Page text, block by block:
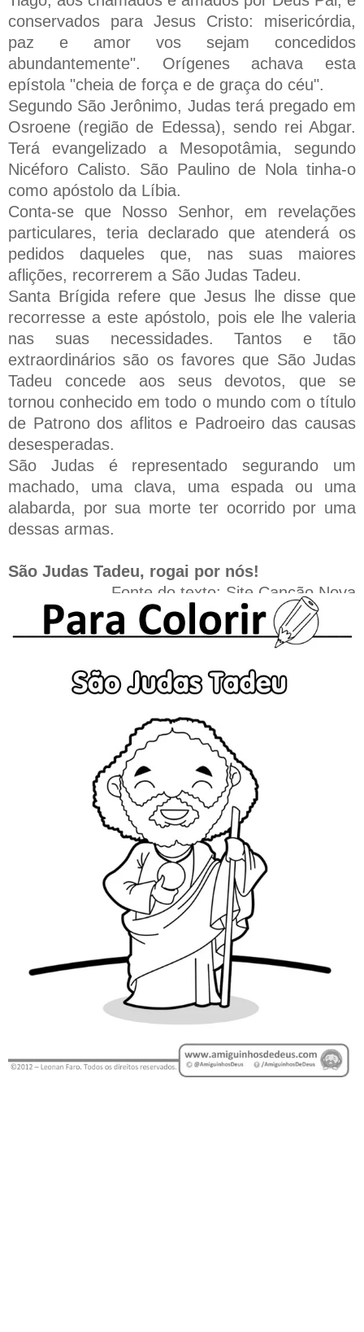
conservados para Jesus Cristo: misericórdia,
paz e amor vos sejam concedidos
abundantemente". Orígenes achava esta
epístola "cheia de força e de graça do céu".
Segundo São Jerônimo, Judas terá pregado em
Osroene (região de Edessa), sendo rei Abgar.
Terá evangelizado a Mesopotâmia, segundo
Nicéforo Calisto. São Paulino de Nola tinha-o
como apóstolo da Líbia.
Conta-se que Nosso Senhor, em revelações
particulares, teria declarado que atenderá os
pedidos daqueles que, nas suas maiores
aflições, recorrerem a São Judas Tadeu.
Santa Brígida refere que Jesus lhe disse que
recorresse a este apóstolo, pois ele lhe valeria
nas suas necessidades. Tantos e tão
extraordinários são os favores que São Judas
Tadeu concede aos seus devotos, que se
tornou conhecido em todo o mundo com o título
de Patrono dos aflitos e Padroeiro das causas
desesperadas.
São Judas é representado segurando um
machado, uma clava, uma espada ou uma
alabarda, por sua morte ter ocorrido por uma
dessas armas.
São Judas Tadeu, rogai por nós!
Fonte do texto: Site Canção Nova